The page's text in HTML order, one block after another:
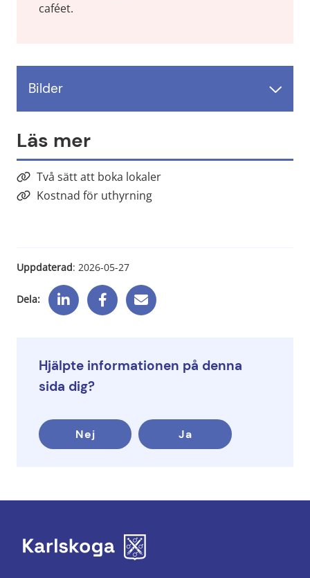
caféet.
Bilder
Läs mer
Två sätt att boka lokaler
Kostnad för uthyrning
Uppdaterad: 2026-05-27
Dela:
Hjälpte informationen på denna
sida dig?
Nej Ja